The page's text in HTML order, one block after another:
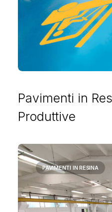
Pavimenti in
Produttive
PAVIMENTI IN RESINA